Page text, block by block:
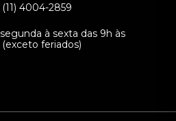
(11) 4004-2859
à sexta das 9h às
(exceto feriados)